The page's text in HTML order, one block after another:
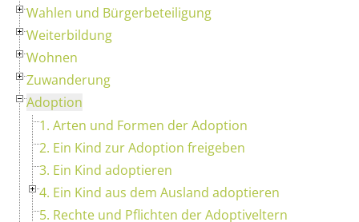
Wahlen und Bürgerbeteiligung
Weiterbildung
Wohnen
Zuwanderung
Adoption
1. Arten und Formen der Adoption
2. Ein Kind zur Adoption freigeben
3. Ein Kind adoptieren
4. Ein Kind aus dem Ausland adoptieren
5. Rechte und Pflichten der Adoptiveltern